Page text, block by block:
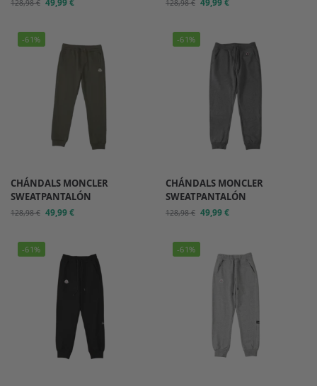
128,98€ 49,99€ 128,98€ 49,99€
-61%
CHÁNDALS MONCLER
SWEATPANTALÓN
128,98€ 49,99€
-61%
CHÁNDALS MONCLER
SWEATPANTALÓN
128,98€ 49,99€
-61% -61%